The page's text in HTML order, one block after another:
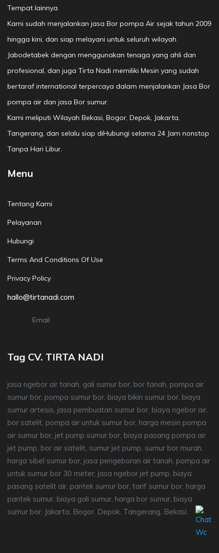
Tempat lainnya.
Kami sudah menjalankan jasa Bor pompa Air sejak tahun 2009
hingga kini, dan siap melayani untuk seluruh wilayah
Jabodetabek dengan menggunakan tenaga yang ahli dan
profesional, dan juga Tirta Nadi memiliki Mesin yang sudah
bertaraf international terpercaya dalam menjalankan Jasa Bor
pompa air dan jasa Bor sumur.
Kami meliputi Wilayah Bekasi, Bogor, Depok, Jakarta,
Tangerang, dan selalu siap diHubungi selama 24 Jam nonstop
Tanpa Hari Libur.
Menu
Tentang Kami
Pelayanan
Hubungi
Terms And Conditions Of Use
Privacy Policy
hallo@tirtanadi.com
Email
Tag CV. TIRTA NADI
jasa ngebor air tanah, gali sumur bor, bor tanah, pompa air
sumur bor, pompa sumur bor, biaya bikin sumur bor, biaya
sumur artesis, jasa pembuatan sumur bor, biaya ngebor air,
bor satelit, pompa air untuk sumur bor, harga mesin pompa
air sumur bor, jet pump sumur bor, biaya pasang pompa air
jet pump, bor air satelit, sumur jet pump, sumur bor murah,
harga sibel sumur bor, jasa pengeboran air tanah, pompa air
untuk sumur bor 30 meter, jasa ngebor jet pump, biaya
pasang satelit air, pantek sumur bor, tarif sumur bor, harga
pantek sumur, biaya gali sumur, harga bor sumur, biaya
sumur bor, Jakarta, Bogor, Depok, Tangerang, Bekasi.